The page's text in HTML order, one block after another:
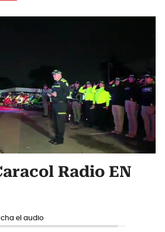
Radio EN
el audio